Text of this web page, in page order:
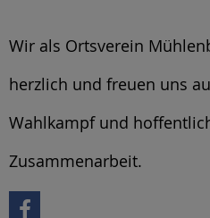
Wir als Ortsverein
herzlich und freuen uns
Wahlkampf und
Zusammenarbeit.